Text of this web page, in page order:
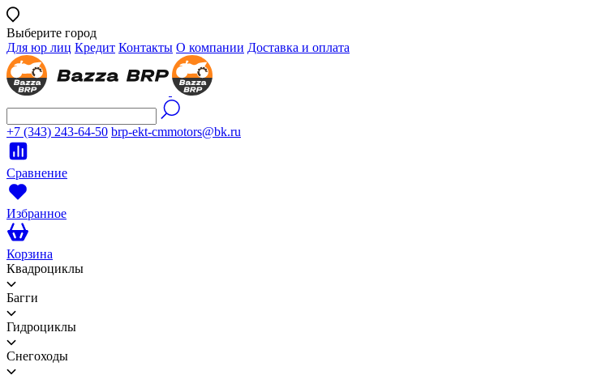
Выберите город
Для юр лиц Кредит Контакты О компании Доставка и оплата
+7 (343) 243-64-50 brp-ekt-cmmotors@bk.ru
Сравнение
Избранное
Корзина
Квадроциклы
Багги
Гидроциклы
Снегоходы